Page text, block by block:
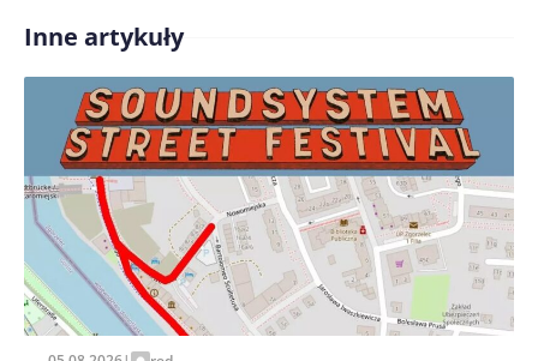
Treść komentarza*
Zapamiętaj moje dane w tej przeglądarce podczas
pisania kolejnych komentarzy.
Inne artykuły